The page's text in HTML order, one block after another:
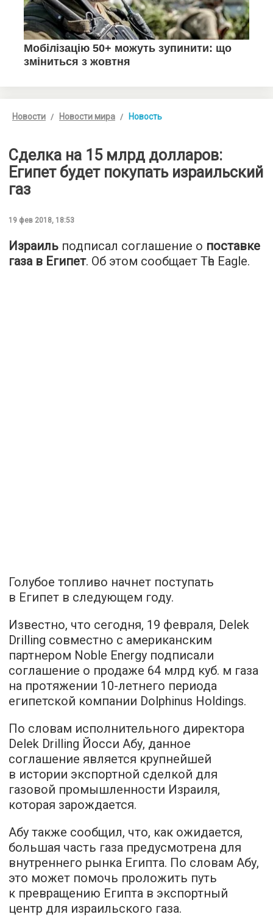
Новости Новости мира Новость
Сделка на 15 млрд долларов:
Египет будет покупать израильский
газ
19 фев 2018, 18:53
Израиль подписал соглашение о поставке
газа в Египет. Об этом сообщает Тһе Еagle.
Голубое топливо начнет поступать
в Египет в следующем году.
Известно, что сегодня, 19 февраля, Delek
Drilling совместно с американским
партнером Noble Energy подписали
соглашение о продаже 64 млрд куб. м газа
на протяжении 10-летнего периода
египетской компании Dolphinus Holdings.
По словам исполнительного директора
Delek Drilling Йосси Абу, данное
соглашение является крупнейшей
в истории экспортной сделкой для
газовой промышленности Израиля,
которая зарождается.
Абу также сообщил, что, как ожидается,
большая часть газа предусмотрена для
внутреннего рынка Египта. По словам Абу,
это может помочь проложить путь
к превращению Египта в экспортный
центр для израильского газа.